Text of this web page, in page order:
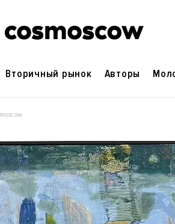
Вторичный рынок Авторы